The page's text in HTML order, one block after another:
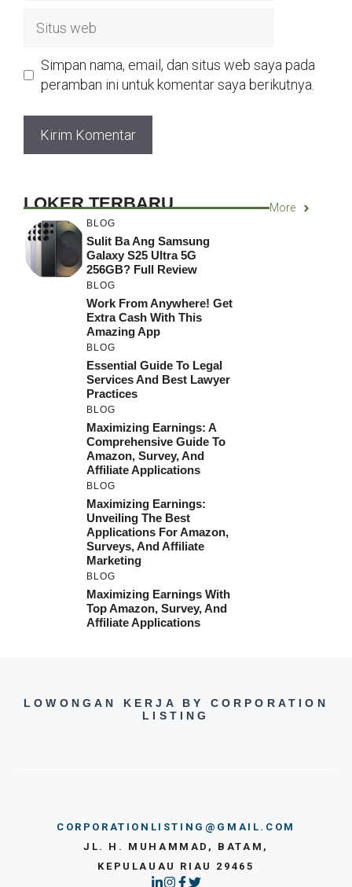
web
Simpan nama, email, dan situs web saya pada
peramban ini untuk komentar saya berikutnya.
LOKER TERBARU More
BLOG
Sulit Ba Ang Samsung
Galaxy S25 Ultra 5G
256GB? Full Review
BLOG
Work From Anywhere! Get
Extra Cash With This
Amazing App
BLOG
Essential Guide To Legal
Services And Best Lawyer
Practices
BLOG
Maximizing Earnings: A
Comprehensive Guide To
Amazon, Survey, And
Affiliate Applications
BLOG
Maximizing Earnings:
Unveiling The Best
Applications For Amazon,
Surveys, And Affiliate
Marketing
BLOG
Maximizing Earnings With
Top Amazon, Survey, And
Affiliate Applications
LOWONGAN KERJA BY CORPORATION
LISTING
CORPORATIONLISTING@GMAIL.COM
JL. H. MUHAMMAD, BATAM,
KEPULAUAU RIAU 29465